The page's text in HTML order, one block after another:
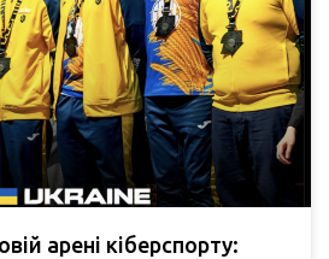
арені кіберспорту: